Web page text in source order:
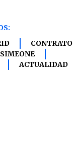
CONTRATO
SIMEONE
ACTUALIDAD